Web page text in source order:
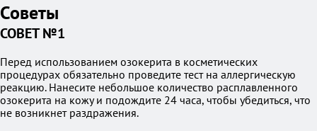
Советы
СОВЕТ №1
Перед использованием озокерита в косметических
процедурах обязательно проведите тест на аллергическую
реакцию. Нанесите небольшое количество расплавленного
озокерита на кожу и подождите 24 часа, чтобы убедиться, что
не возникнет раздражения.